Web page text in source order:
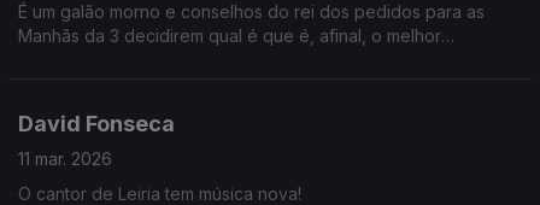
É um galão morno e conselhos do rei dos pedidos para as
Manhãs da 3 decidirem qual é que é, afinal, o melhor
David Fonseca
11 mar. 2026
O cantor de Leiria tem música nova!